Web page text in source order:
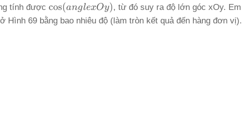
tính được \cos
(angle
cos(anglexOy), từ đó suy ra độ lớn góc xOy. Em
Hình 69 bằng bao nhiêu độ (làm tròn kết quả đến hàng đơn vị).